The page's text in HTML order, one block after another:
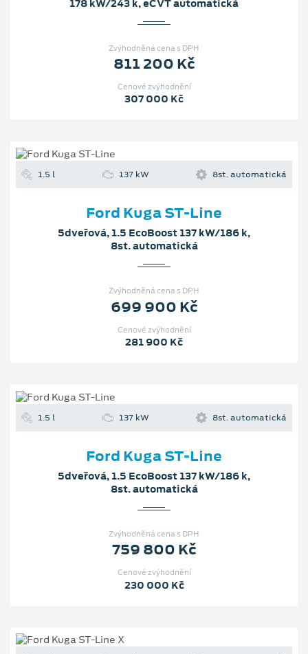
178 kW/243 k, eCVT automatická
Zvýhodněná cena s DPH
811 200 Kč
Cenové zvýhodnění
307 000 Kč
1.5 l 137 kW 8st. automatická
Ford Kuga ST-Line
5dveřová, 1.5 EcoBoost 137 kW/186 k,
8st. automatická
Zvýhodněná cena s DPH
699 900 Kč
Cenové zvýhodnění
281 900 Kč
1.5 l 137 kW 8st. automatická
Ford Kuga ST-Line
5dveřová, 1.5 EcoBoost 137 kW/186 k,
8st. automatická
Zvýhodněná cena s DPH
759 800 Kč
Cenové zvýhodnění
230 000 Kč